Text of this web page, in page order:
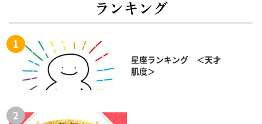
ランキング
星座ランキング ＜天才
肌度＞